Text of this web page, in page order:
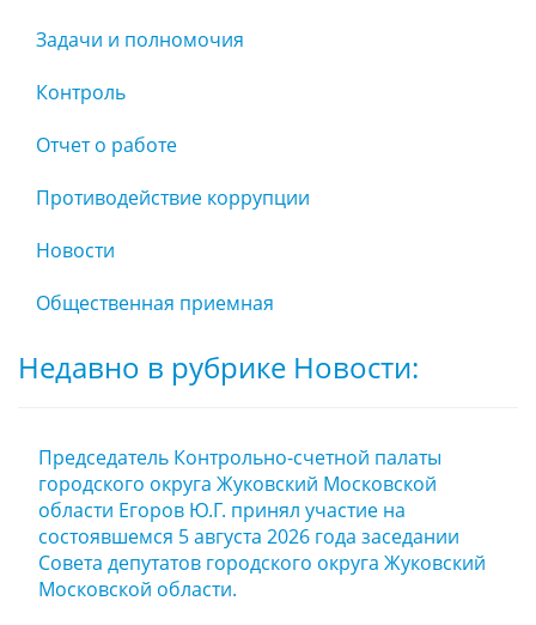
Задачи и полномочия
Контроль
Отчет о работе
Противодействие коррупции
Новости
Общественная приемная
Недавно в рубрике Новости:
Председатель Контрольно-счетной палаты
городского округа Жуковский Московской
области Егоров Ю.Г. принял участие на
состоявшемся 5 августа 2026 года заседании
Совета депутатов городского округа Жуковский
Московской области.